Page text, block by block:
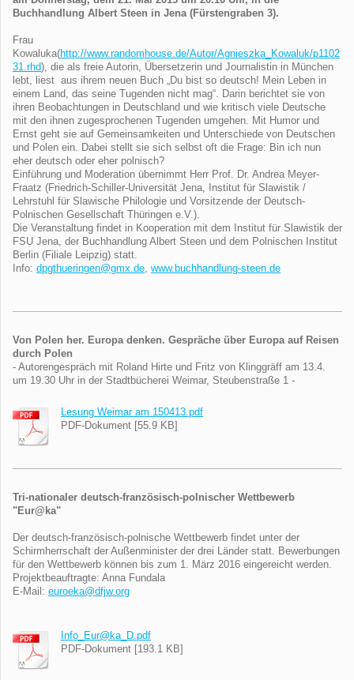
Buchhandlung Albert Steen in Jena (Fürstengraben 3).
Frau
Kowaluka(http://www.randomhouse.de/Autor/Agnieszka_Kowaluk/p1102
31.rhd), die als freie Autorin, Übersetzerin und Journalistin in München
lebt, liest aus ihrem neuen Buch „Du bist so deutsch! Mein Leben in
einem Land, das seine Tugenden nicht mag“. Darin berichtet sie von
ihren Beobachtungen in Deutschland und wie kritisch viele Deutsche
mit den ihnen zugesprochenen Tugenden umgehen. Mit Humor und
Ernst geht sie auf Gemeinsamkeiten und Unterschiede von Deutschen
und Polen ein. Dabei stellt sie sich selbst oft die Frage: Bin ich nun
eher deutsch oder eher polnisch?
Einführung und Moderation übernimmt Herr Prof. Dr. Andrea Meyer-
Fraatz (Friedrich-Schiller-Universität Jena, Institut für Slawistik /
Lehrstuhl für Slawische Philologie und Vorsitzende der Deutsch-
Polnischen Gesellschaft Thüringen e.V.).
Die Veranstaltung findet in Kooperation mit dem Institut für Slawistik der
FSU Jena, der Buchhandlung Albert Steen und dem Polnischen Institut
Berlin (Filiale Leipzig) statt.
Info: dpgthueringen@gmx.de www.buchhandlung-steen.de
Von Polen her. Europa denken. Gespräche über Europa auf Reisen
durch Polen
- Autorengespräch mit Roland Hirte und Fritz von Klinggräff am 13.4.
um 19.30 Uhr in der Stadtbücherei Weimar, Steubenstraße 1 -
Lesung Weimar am 150413.pdf
PDF-Dokument [55.9 KB]
Tri-nationaler deutsch-französisch-polnischer Wettbewerb
"Eur@ka"
Der deutsch-französisch-polnische Wettbewerb findet unter der
Schirmherrschaft der Außenminister der drei Länder statt. Bewerbungen
für den Wettbewerb können bis zum 1. März 2016 eingereicht werden.
Projektbeauftragte: Anna Fundala
E-Mail: euroeka@dfjw.org
Info_Eur@ka_D.pdf
PDF-Dokument [193.1 KB]